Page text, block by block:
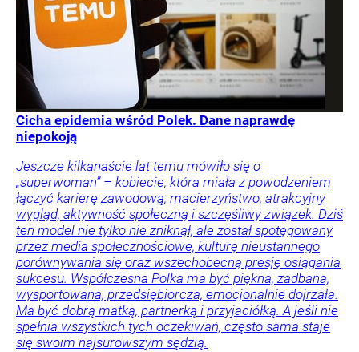
Cicha epidemia wśród Polek. Dane naprawdę
niepokoją
Jeszcze kilkanaście lat temu mówiło się o
„superwoman” – kobiecie, która miała z powodzeniem
łączyć karierę zawodową, macierzyństwo, atrakcyjny
wygląd, aktywność społeczną i szczęśliwy związek. Dziś
ten model nie tylko nie zniknął, ale został spotęgowany
przez media społecznościowe, kulturę nieustannego
porównywania się oraz wszechobecną presję osiągania
sukcesu. Współczesna Polka ma być piękna, zadbana,
wysportowana, przedsiębiorcza, emocjonalnie dojrzała.
Ma być dobrą matką, partnerką i przyjaciółką. A jeśli nie
spełnia wszystkich tych oczekiwań, często sama staje
się swoim najsurowszym sędzią.